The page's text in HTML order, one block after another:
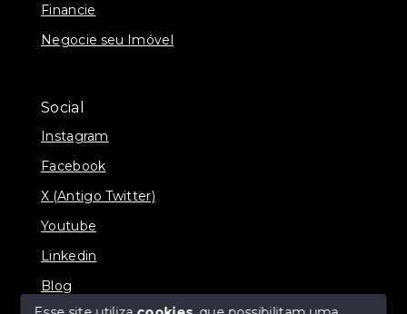
Financie
Negocie seu Imóvel
Social
Instagram
Facebook
X (Antigo Twitter)
Youtube
Linkedin
Blog